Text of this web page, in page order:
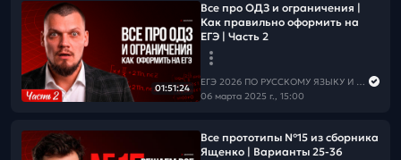
01:51:24
Все про ОДЗ и ограничения |
Как правильно оформить на
ЕГЭ | Часть 2
ЕГЭ 2026 ПО РУССКОМУ ЯЗЫКУ И МАТЕМАТИКЕ
06 марта 2025 г., 15:00
Все прототипы №15 из сборника
Ященко | Варианты 25-36